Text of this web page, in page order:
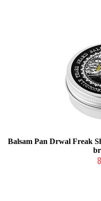
Balsam Pan Drwal Freak